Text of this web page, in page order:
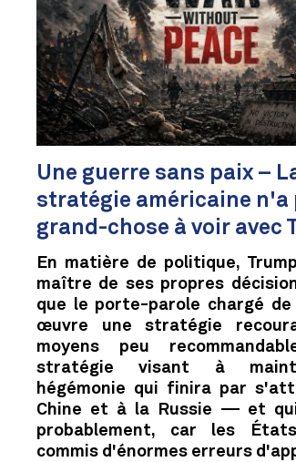
Une guerre sans paix –
stratégie américaine n'a
grand-chose à voir avec
En matière de politique,
maître de ses propres
que le porte-parole chargé
œuvre une stratégie
moyens peu
stratégie visant à
hégémonie qui finira par
Chine et à la Russie — et
probablement, car les
commis d'énormes erreurs